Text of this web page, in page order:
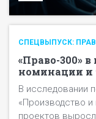
СПЕЦВЫПУСК:
«Право-300»
номинации и
В исследовании
«Производство
проектов